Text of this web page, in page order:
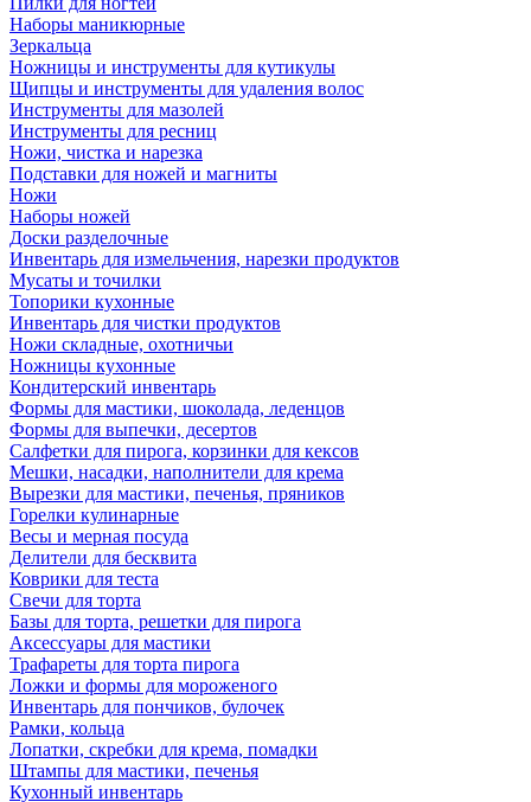
Наборы маникюрные
Зеркальца
Ножницы и инструменты для кутикулы
Щипцы и инструменты для удаления волос
Инструменты для мазолей
Инструменты для ресниц
Ножи, чистка и нарезка
Подставки для ножей и магниты
Ножи
Наборы ножей
Доски разделочные
Инвентарь для измельчения, нарезки продуктов
Мусаты и точилки
Топорики кухонные
Инвентарь для чистки продуктов
Ножи складные, охотничьи
Ножницы кухонные
Кондитерский инвентарь
Формы для мастики, шоколада, леденцов
Формы для выпечки, десертов
Салфетки для пирога, корзинки для кексов
Мешки, насадки, наполнители для крема
Вырезки для мастики, печенья, пряников
Горелки кулинарные
Весы и мерная посуда
Делители для бесквита
Коврики для теста
Свечи для торта
Базы для торта, решетки для пирога
Аксессуары для мастики
Трафареты для торта пирога
Ложки и формы для мороженого
Инвентарь для пончиков, булочек
Рамки, кольца
Лопатки, скребки для крема, помадки
Штампы для мастики, печенья
Кухонный инвентарь